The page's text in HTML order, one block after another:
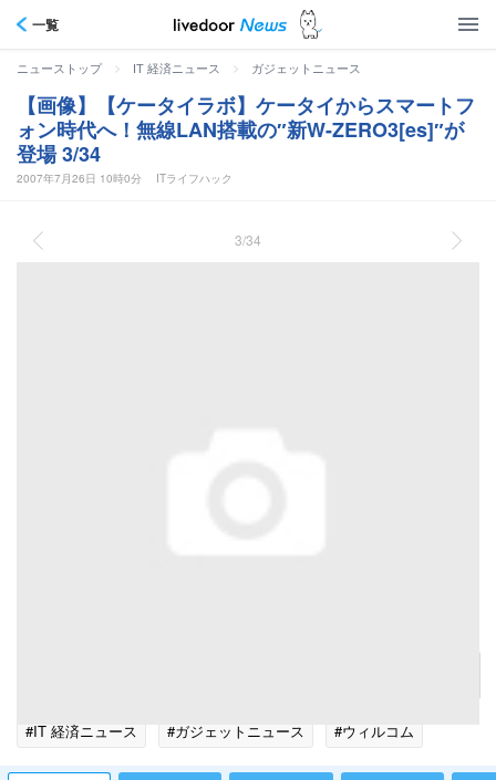
一覧
ニューストップ > IT 経済ニュース > ガジェットニュース
【画像】【ケータイラボ】ケータイからスマートフ
ォン時代へ！無線LAN搭載の″新W-ZERO3[es]″が
登場 3/34
2007年7月26日 10時0分 ITライフハック
3/34
#IT 経済ニュース #ガジェットニュース #ウィルコム